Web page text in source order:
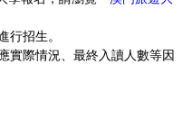
行招生。
實際情況、最終入讀人數等因